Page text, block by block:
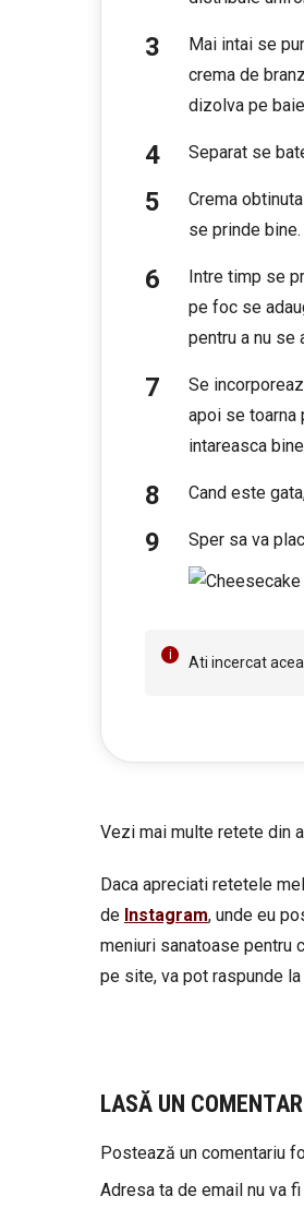
Mai intai se
crema de
dizolva pe
Separat se
Crema
se prinde bine.
Intre timp se
pe foc se
pentru a nu se
Se
apoi se toarna
intareasca
Cand este
Sper sa va
Ati incercat
Vezi mai multe retete din
Daca apreciati retetele
de Instagram, unde eu
meniuri sanatoase pentru
pe site, va pot raspunde
LASĂ UN
Postează un comentariu
Adresa ta de email nu va